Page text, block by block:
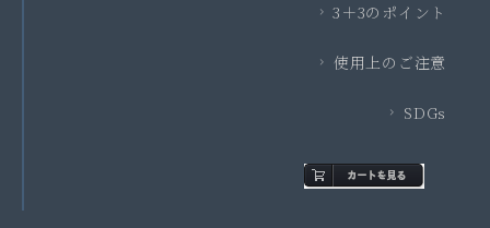
3＋3のポイント
使用上のご注意
SDGs